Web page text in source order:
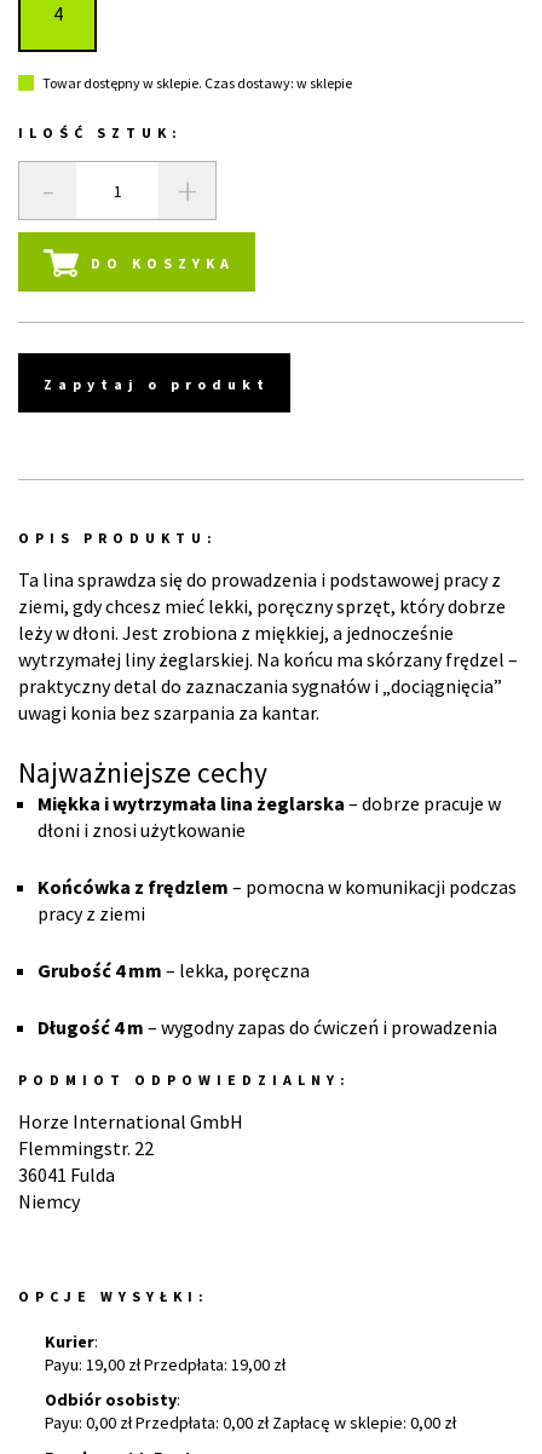
4
Towar dostępny w sklepie. Czas dostawy: w sklepie
ILOŚĆ SZTUK:
- +
DO KOSZYKA
Zapytaj o produkt
OPIS PRODUKTU:
Ta lina sprawdza się do prowadzenia i podstawowej pracy z
ziemi, gdy chcesz mieć lekki, poręczny sprzęt, który dobrze
leży w dłoni. Jest zrobiona z miękkiej, a jednocześnie
wytrzymałej liny żeglarskiej. Na końcu ma skórzany frędzel –
praktyczny detal do zaznaczania sygnałów i „dociągnięcia”
uwagi konia bez szarpania za kantar.
Najważniejsze cechy
Miękka i wytrzymała lina żeglarska – dobrze pracuje w
dłoni i znosi użytkowanie
Końcówka z frędzlem – pomocna w komunikacji podczas
pracy z ziemi
Grubość 4 mm – lekka, poręczna
Długość 4 m – wygodny zapas do ćwiczeń i prowadzenia
PODMIOT ODPOWIEDZIALNY:
Horze International GmbH
Flemmingstr. 22
36041 Fulda
Niemcy
OPCJE WYSYŁKI:
Kurier:
Payu: 19,00 zł Przedpłata: 19,00 zł
Odbiór osobisty:
Payu: 0,00 zł Przedpłata: 0,00 zł Zapłacę w sklepie: 0,00 zł